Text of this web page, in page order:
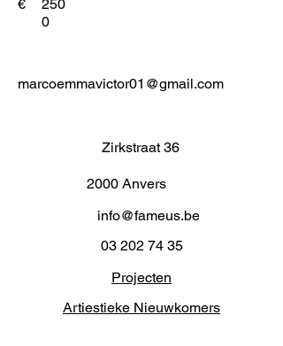
€
250
0
marcoemmavictor01@gmail.com
Zirkstraat 36
2000 Anvers
info@fameus.be
03 202 74 35
Projecten
Artiestieke Nieuwkomers